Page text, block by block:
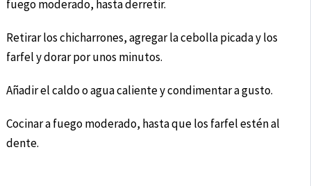
fuego moderado, hasta derretir.
Retirar los chicharrones, agregar la cebolla picada y los
farfel y dorar por unos minutos.
Añadir el caldo o agua caliente y condimentar a gusto.
Cocinar a fuego moderado, hasta que los farfel estén al
dente.